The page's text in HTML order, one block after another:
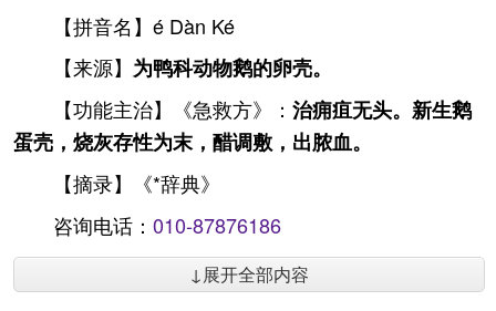
【拼音名】é Dàn Ké
【来源】 为鸭科动物鹅的卵壳。
【功能主治】《急救方》： 治痈疽无头。新生鹅
蛋壳，烧灰存性为末，醋调敷，出脓血。
【摘录】《*辞典》
咨询电话： 010-87876186
↓展开全部内容